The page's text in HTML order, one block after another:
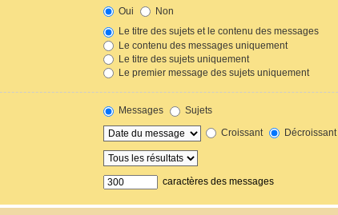
Oui
Non
Le titre des sujets et le contenu des messages
Le contenu des messages uniquement
Le titre des sujets uniquement
Le premier message des sujets uniquement
Messages
Sujets
Croissant Décroissant
caractères des messages